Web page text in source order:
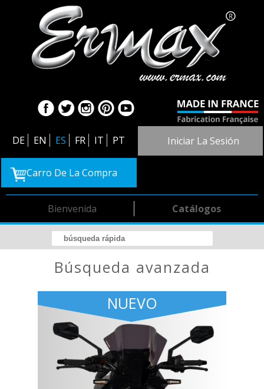
DE EN ES FR IT PT Iniciar La Sesión
Carro De La Compra
Catálogos
Bienvenida
búsqueda avanzada
NUEVO